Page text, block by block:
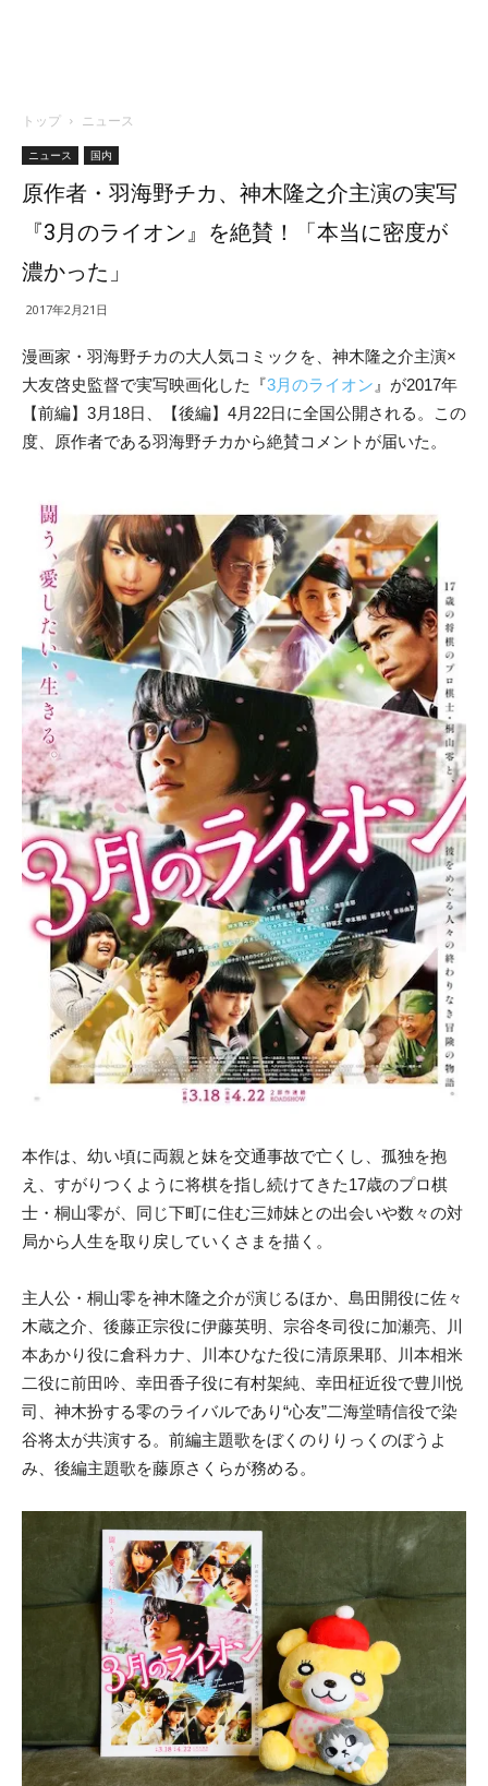
トップ ニュース
ニュース 国内
原作者・羽海野チカ、神木隆之介主演の実写
『3月のライオン』を絶賛！「本当に密度が
濃かった」
2017年2月21日
漫画家・羽海野チカの大人気コミックを、神木隆之介主演×
大友啓史監督で実写映画化した『3月のライオン 』が2017年
【前編】3月18日、【後編】4月22日に全国公開される。この
度、原作者である羽海野チカから絶賛コメントが届いた。
本作は、幼い頃に両親と妹を交通事故で亡くし、孤独を抱
え、すがりつくように将棋を指し続けてきた17歳のプロ棋
士・桐山零が、同じ下町に住む三姉妹との出会いや数々の対
局から人生を取り戻していくさまを描く。
主人公・桐山零を神木隆之介が演じるほか、島田開役に佐々
木蔵之介、後藤正宗役に伊藤英明、宗谷冬司役に加瀬亮、川
本あかり役に倉科カナ、川本ひなた役に清原果耶、川本相米
二役に前田吟、幸田香子役に有村架純、幸田柾近役で豊川悦
司、神木扮する零のライバルであり“心友”二海堂晴信役で染
谷将太が共演する。前編主題歌をぼくのりりっくのぼうよ
み、後編主題歌を藤原さくらが務める。